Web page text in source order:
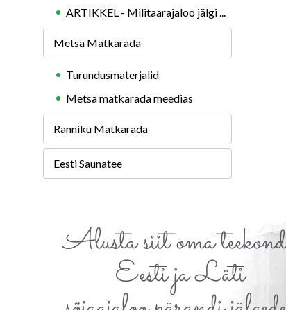
ARTIKKEL - Militaarajaloo jälgi ...
Metsa Matkarada
Turundusmaterjalid
Metsa matkarada meedias
Ranniku Matkarada
Eesti Saunatee